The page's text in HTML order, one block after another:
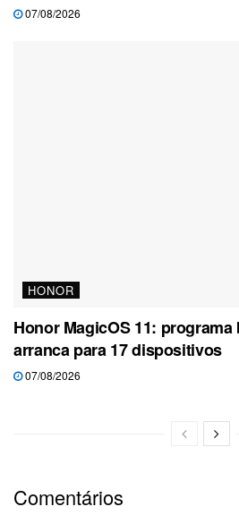
07/08/2026
HONOR
Honor MagicOS 11:
arranca para 17 dispositivos
07/08/2026
Comentários